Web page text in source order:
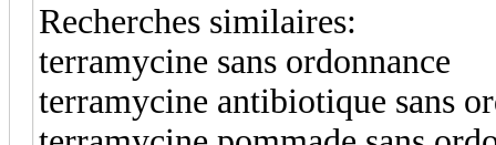
Recherches similaires:
terramycine sans ordonnance
terramycine antibiotique sans